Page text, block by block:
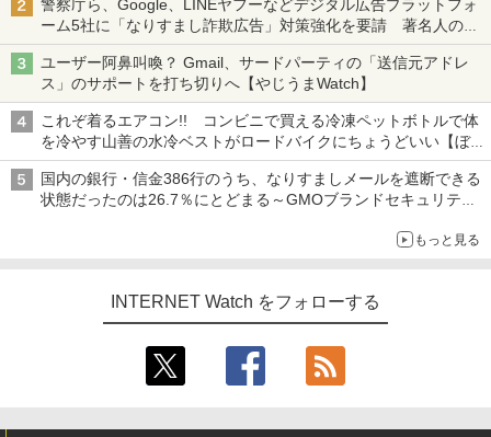
警察庁ら、Google、LINEヤフーなどデジタル広告プラットフォ
ーム5社に「なりすまし詐欺広告」対策強化を要請 著名人の写
真や映像を使った投資詐欺などへの対策として
ユーザー阿鼻叫喚？ Gmail、サードパーティの「送信元アドレ
ス」のサポートを打ち切りへ【やじうまWatch】
これぞ着るエアコン!! コンビニで買える冷凍ペットボトルで体
を冷やす山善の水冷ベストがロードバイクにちょうどいい【ぼっ
ち・ざ・ろーど！その14】【空いた時間でなにしてる？】
国内の銀行・信金386行のうち、なりすましメールを遮断できる
状態だったのは26.7％にとどまる～GMOブランドセキュリティ
もっと見る
INTERNET Watch をフォローする